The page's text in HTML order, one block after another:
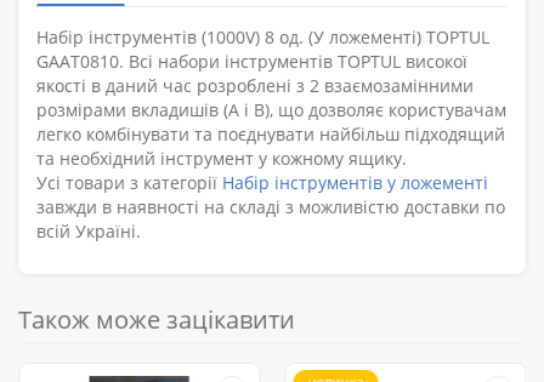
Набір інструментів (1000V) 8 од. (У ложементі) TOPTUL
GAAT0810. Всі набори інструментів TOPTUL високої
якості в даний час розроблені з 2 взаємозамінними
розмірами вкладишів (A і B), що дозволяє користувачам
легко комбінувати та поєднувати найбільш підходящий
та необхідний інструмент у кожному ящику.
Усі товари з категорії Набір інструментів у ложементі
завжди в наявності на складі з можливістю доставки по
всій Україні.
Також може зацікавити